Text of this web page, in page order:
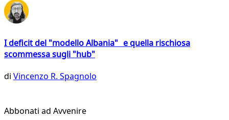
I deficit del "modello Albania" e quella rischiosa
scommessa sugli "hub"
di Vincenzo R. Spagnolo
Abbonati ad Avvenire